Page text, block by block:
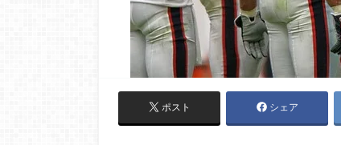
ポスト シェア